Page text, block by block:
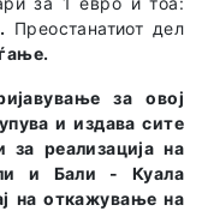
Преостанатиот дел
за овој
и издава сите
за реализација на
и Бали - Куала
на откажување на